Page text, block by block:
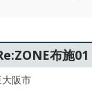
布施01
阪市